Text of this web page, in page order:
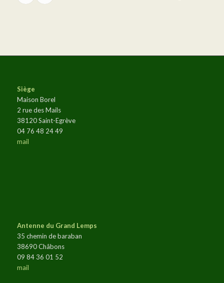
Siège
Maison Borel
2 rue des Mails
38120 Saint-Egrève
04 76 48 24 49
mail
Antenne du Grand Lemps
35 chemin de baraban
38690 Châbons
09 84 36 01 52
mail